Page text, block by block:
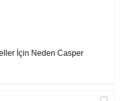
İçin Neden Casper